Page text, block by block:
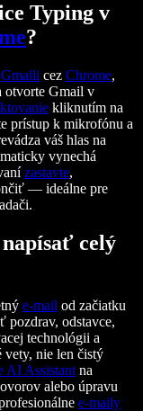
Typing v
?
Gmaili cez Chrome,
otvorte Gmail v
kliknutím na
prístup k mikrofónu a
váš hlas na
vynechá
zastavte,
— ideálne pre
celý
e-mail od začiatku
odstavce,
technológii a
vety, nie len čistý
AI Assistant na
alebo úpravu
e-maily